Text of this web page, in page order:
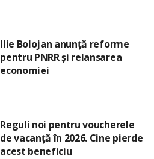
Ilie Bolojan anunță reforme
pentru PNRR și relansarea
economiei
Reguli noi pentru voucherele
de vacanță în 2026. Cine pierde
acest beneficiu